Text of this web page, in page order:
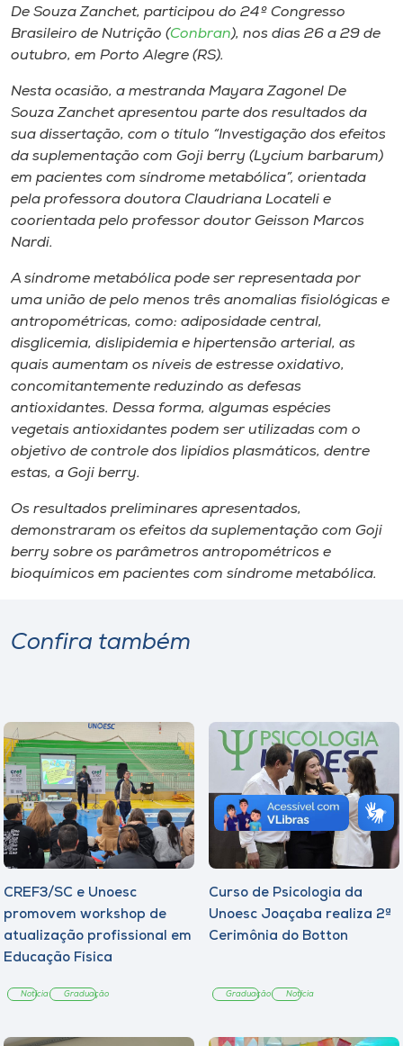
Selecione
De Souza Zanchet, participou do 24º Congresso
Brasileiro de Nutrição (Conbran), nos dias 26 a 29 de
outubro, em Porto Alegre (RS).
Nesta ocasião, a mestranda Mayara Zagonel De
Souza Zanchet apresentou parte dos resultados da
sua dissertação, com o título “Investigação dos efeitos
da suplementação com Goji berry (Lycium barbarum)
em pacientes com síndrome metabólica”, orientada
pela professora doutora Claudriana Locateli e
coorientada pelo professor doutor Geisson Marcos
Nardi.
A síndrome metabólica pode ser representada por
uma união de pelo menos três anomalias fisiológicas e
antropométricas, como: adiposidade central,
disglicemia, dislipidemia e hipertensão arterial, as
quais aumentam os níveis de estresse oxidativo,
concomitantemente reduzindo as defesas
antioxidantes. Dessa forma, algumas espécies
vegetais antioxidantes podem ser utilizadas com o
objetivo de controle dos lipídios plasmáticos, dentre
estas, a Goji berry.
Os resultados preliminares apresentados,
demonstraram os efeitos da suplementação com Goji
berry sobre os parâmetros antropométricos e
bioquímicos em pacientes com síndrome metabólica.
Confira também
CREF3/SC e Unoesc
promovem workshop de
atualização profissional em
Educação Física
Notícia Graduação
Curso de Psicologia da
Unoesc Joaçaba realiza 2ª
Cerimônia do Botton
Graduação Notícia